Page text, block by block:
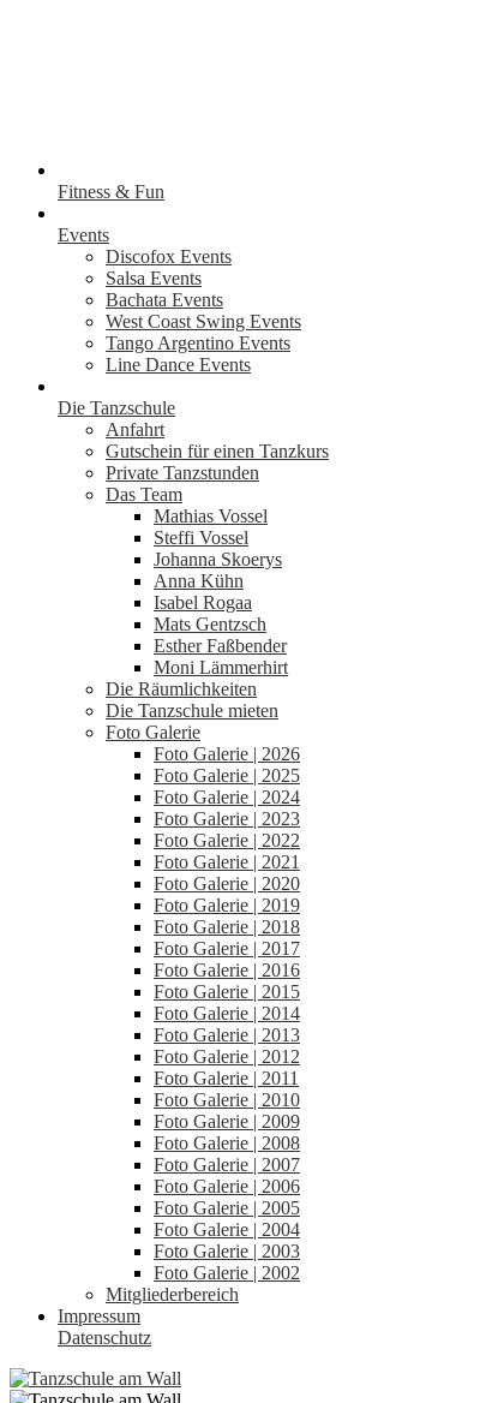
Fitness & Fun
Events
Discofox Events
Salsa Events
Bachata Events
West Coast Swing Events
Tango Argentino Events
Line Dance Events
Die Tanzschule
Anfahrt
Gutschein für einen Tanzkurs
Private Tanzstunden
Das Team
Mathias Vossel
Steffi Vossel
Johanna Skoerys
Anna Kühn
Isabel Rogaa
Mats Gentzsch
Esther Faßbender
Moni Lämmerhirt
Die Räumlichkeiten
Die Tanzschule mieten
Foto Galerie
Foto Galerie | 2026
Foto Galerie | 2025
Foto Galerie | 2024
Foto Galerie | 2023
Foto Galerie | 2022
Foto Galerie | 2021
Foto Galerie | 2020
Foto Galerie | 2019
Foto Galerie | 2018
Foto Galerie | 2017
Foto Galerie | 2016
Foto Galerie | 2015
Foto Galerie | 2014
Foto Galerie | 2013
Foto Galerie | 2012
Foto Galerie | 2011
Foto Galerie | 2010
Foto Galerie | 2009
Foto Galerie | 2008
Foto Galerie | 2007
Foto Galerie | 2006
Foto Galerie | 2005
Foto Galerie | 2004
Foto Galerie | 2003
Foto Galerie | 2002
Mitgliederbereich
Impressum
Datenschutz